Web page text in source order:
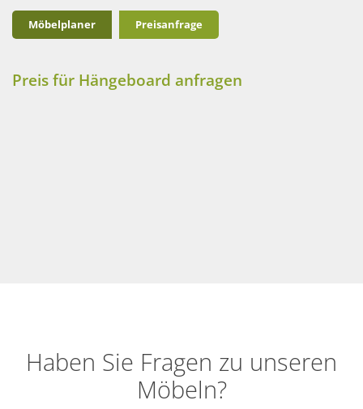
Möbelplaner Preisanfrage
Preis für Hängeboard anfragen
Haben Sie Fragen zu unseren
Möbeln?